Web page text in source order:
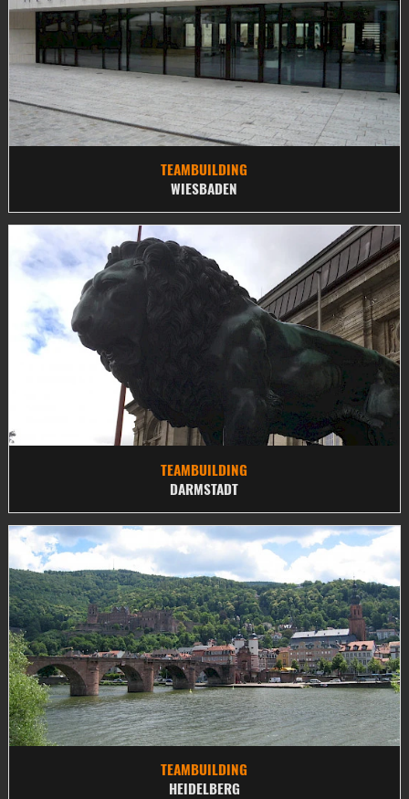
TEAMBUILDING
WIESBADEN
TEAMBUILDING
DARMSTADT
TEAMBUILDING
HEIDELBERG